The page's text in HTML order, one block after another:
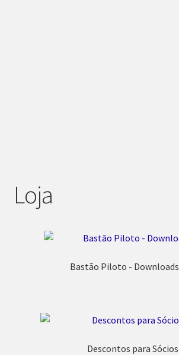
Loja
Bastão Piloto - Downloads
Descontos para Sócios